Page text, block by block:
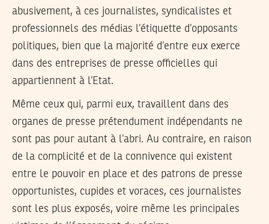
abusivement, à ces journalistes, syndicalistes et
professionnels des médias l’étiquette d’opposants
politiques, bien que la majorité d’entre eux exerce
dans des entreprises de presse officielles qui
appartiennent à l’Etat.
Même ceux qui, parmi eux, travaillent dans des
organes de presse prétendument indépendants ne
sont pas pour autant à l’abri. Au contraire, en raison
de la complicité et de la connivence qui existent
entre le pouvoir en place et des patrons de presse
opportunistes, cupides et voraces, ces journalistes
sont les plus exposés, voire même les principales